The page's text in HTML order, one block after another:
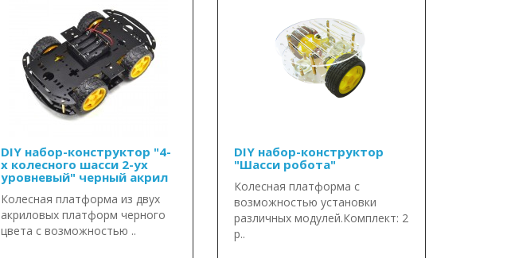
DIY набор-конструктор "4-
х колесного шасси 2-ух
уровневый" черный акрил
Колесная платформа из двух
акриловых платформ черного
цвета с возможностью ..
DIY набор-конструктор
"Шасси робота"
Колесная платформа с
возможностью установки
различных модулей.Комплект: 2
р..